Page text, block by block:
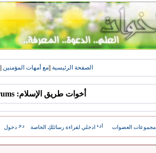
الصفحة الرئيسية مع أمهات المؤمنين
أخوات طريق الإسلام: Forums
مجموعات العضوات ادخلي لقراءة رسائلكِ الخاصة دخول